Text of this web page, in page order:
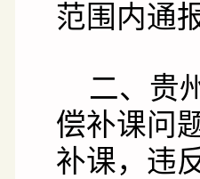
范围内通
二、贵
偿补课问
补课，违